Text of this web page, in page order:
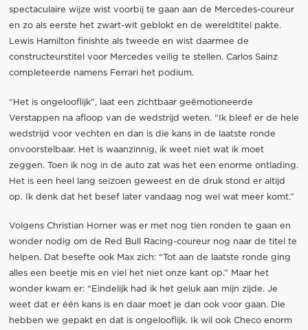
spectaculaire wijze wist voorbij te gaan aan de Mercedes-coureur
en zo als eerste het zwart-wit geblokt en de wereldtitel pakte.
Lewis Hamilton finishte als tweede en wist daarmee de
constructeurstitel voor Mercedes veilig te stellen. Carlos Sainz
completeerde namens Ferrari het podium.
“Het is ongelooflijk”, laat een zichtbaar geëmotioneerde
Verstappen na afloop van de wedstrijd weten. “Ik bleef er de hele
wedstrijd voor vechten en dan is die kans in de laatste ronde
onvoorstelbaar. Het is waanzinnig, ik weet niet wat ik moet
zeggen. Toen ik nog in de auto zat was het een enorme ontlading.
Het is een heel lang seizoen geweest en de druk stond er altijd
op. Ik denk dat het besef later vandaag nog wel wat meer komt.”
Volgens Christian Horner was er met nog tien ronden te gaan en
wonder nodig om de Red Bull Racing-coureur nog naar de titel te
helpen. Dat besefte ook Max zich: “Tot aan de laatste ronde ging
alles een beetje mis en viel het niet onze kant op.” Maar het
wonder kwam er: “Eindelijk had ik het geluk aan mijn zijde. Je
weet dat er één kans is en daar moet je dan ook voor gaan. Die
hebben we gepakt en dat is ongelooflijk. Ik wil ook Checo enorm